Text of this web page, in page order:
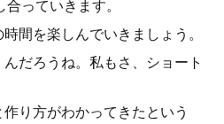
っていきます。
間を楽しんでいきましょう。
だろうね。私もさ、ショート
り方がわかってきたという